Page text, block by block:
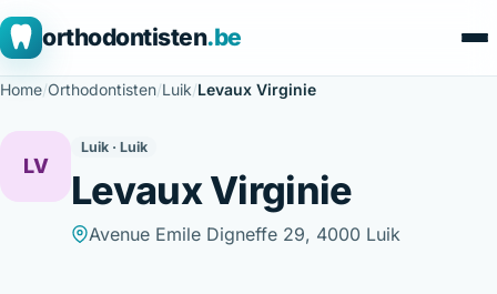
orthodontisten.be
Home/Orthodontisten/Luik/Levaux Virginie
LV
Luik · Luik
Levaux Virginie
Avenue Emile Digneffe 29, 4000 Luik